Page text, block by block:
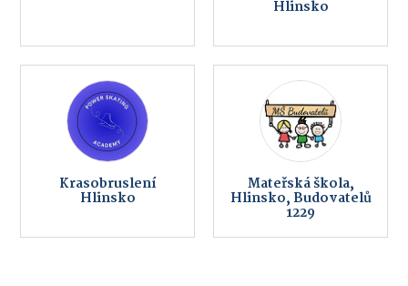
Hlinsko
Krasobruslení
Hlinsko
Mateřská škola,
Hlinsko, Budovatelů
1229